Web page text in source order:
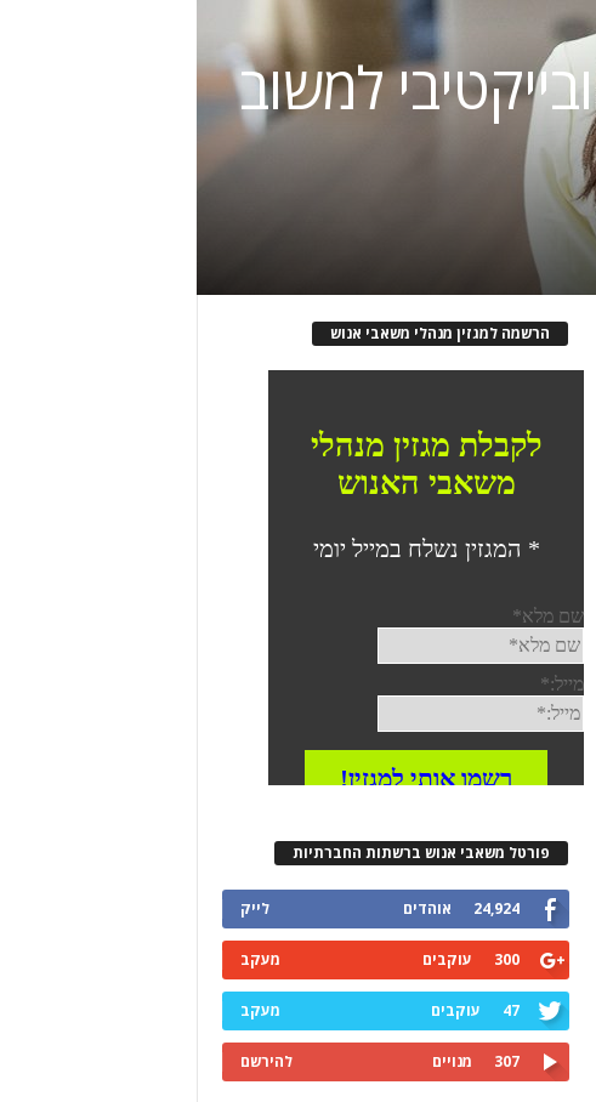
למשוב
הרשמה למגזין מנהלי משאבי אנוש
פורטל משאבי אנוש ברשתות החברתיות
24,924 אוהדים לייק
300 עוקבים מעקב
47 עוקבים מעקב
307 מנויים להירשם